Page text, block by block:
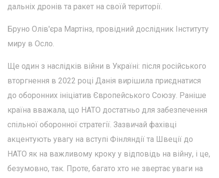
дальніх дронів та ракет на своїй території.
Бруно Олів'єра Мартінз, провідний дослідник Інституту
миру в Осло.
Ще один з наслідків війни в Україні: після російського
вторгнення в 2022 році Данія вирішила приєднатися
до оборонних ініціатив Європейського Союзу. Раніше
країна вважала, що НАТО достатньо для забезпечення
спільної оборонної стратегії. Зазвичай фахівці
акцентують увагу на вступі Фінляндії та Швеції до
НАТО як на важливому кроку у відповідь на війну, і це,
безумовно, так. Проте, багато хто не звертає уваги на